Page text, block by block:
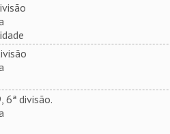
divisão.